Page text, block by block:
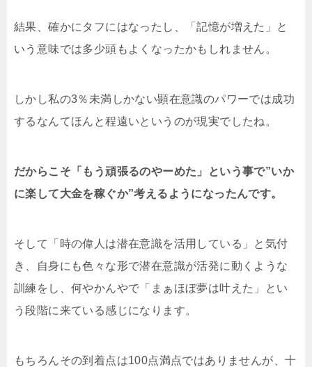
結果、確かにタフにはなったし、「記憶が増えた」と
いう意味では多少頭もよくなったかもしれません。
しかし私の3％未満しかない顕在意識のパワーでは成功
するなんてほんと程遠いというのが現実でしたね。
だからこそ「もう頑張るのやーめた」という事で”いか
に楽して大金を稼ぐか”考えるようになったんです。
そして「時の偉人は潜在意識を活用している」と気付
き、自身にも色々な形で潜在意識が活発に動くような
訓練をし、何やかんやで「まぁほぼ夢は叶えた」とい
う段階に来ている感じになります。
もちろんその到着点は100点満点ではありませんが、十